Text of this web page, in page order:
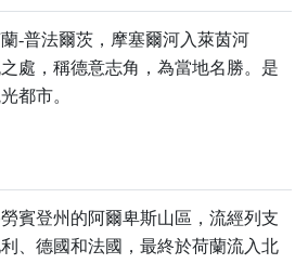
-普法爾茨，摩塞爾河入萊茵河
處，稱德意志角，為當地名勝。是
都市。
賓登州的阿爾卑斯山區，流經列支
、德國和法國，最終於荷蘭流入北